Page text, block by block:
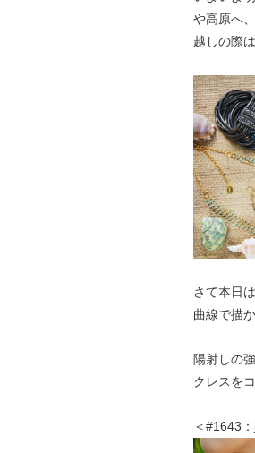
や高原へ
越しの際
さて本日
曲線で描か
陽射しの
クレスを
＜#1643